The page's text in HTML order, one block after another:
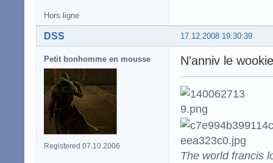
Hors ligne
17.12.2008 19:30:39
DSS
Petit bonhomme en mousse
Registered 07.10.2006
N'anniv le
The world francis